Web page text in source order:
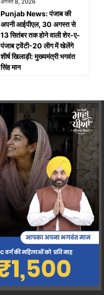
अगस्त 8, 2026
Punjab News: पंजाब की
अपनी आईपीएल, 30 अगस्त से
13 सितंबर तक होने वाली शेर-ए-
पंजाब ट्वेंटी-20 लीग में खेलेंगे
शीर्ष खिलाड़ी: मुख्यमंत्री भगवंत
सिंह मान